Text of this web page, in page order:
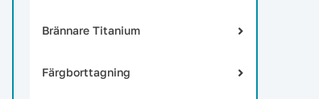
Brännare Titanium
Färgborttagning